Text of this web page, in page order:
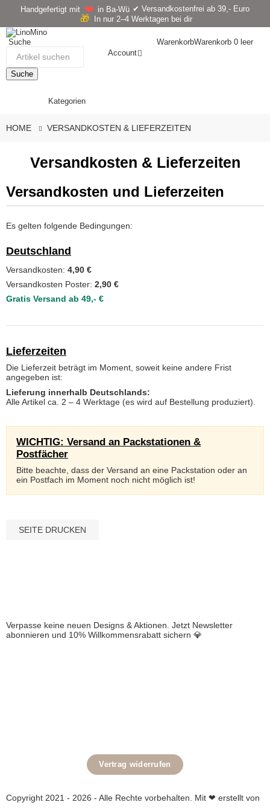
Handgefertigt mit ❤️ in Ba-Wü ✔ Versandkostenfrei ab 39,- Euro
🎁 In nur 2–4 Werktagen bei dir
Suche
Suche
Account
WarenkorbWarenkorb 0 leer
Kategorien
HOME VERSANDKOSTEN & LIEFERZEITEN
Versandkosten & Lieferzeiten
Versandkosten und Lieferzeiten
Es gelten folgende Bedingungen:
Deutschland
Versandkosten: 4,90 €
Versandkosten Poster: 2,90 €
Gratis Versand ab 49,- €
Lieferzeiten
Die Lieferzeit beträgt im Moment, soweit keine andere Frist
angegeben ist:
Lieferung innerhalb Deutschlands:
Alle Artikel ca. 2 – 4 Werktage (es wird auf Bestellung produziert).
WICHTIG: Versand an Packstationen &
Postfächer
Bitte beachte, dass der Versand an eine Packstation oder an
ein Postfach im Moment noch nicht möglich ist!
Verpasse keine neuen Designs & Aktionen. Jetzt Newsletter
abonnieren und 10% Willkommensrabatt sichern 💎
Vertrag widerrufen
Copyright 2021 - 2026 - Alle Rechte vorbehalten. Mit ❤ erstellt von